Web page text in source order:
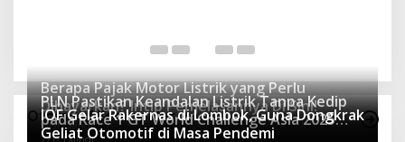
Otomotif Terpopuler
Berapa Pajak Motor Listrik yang Perlu
Dibayarkan? Intip Penjelasannya Di Sini!
2431 Dilihat
PLN Pastikan Keandalan Listrik Tanpa Kedip
pada Race 1 GT World Challenge Asia 2025
Mandalika
IOF Gelar Rakernas di Lombok, Guna Dongkrak
Geliat Otomotif di Masa Pendemi